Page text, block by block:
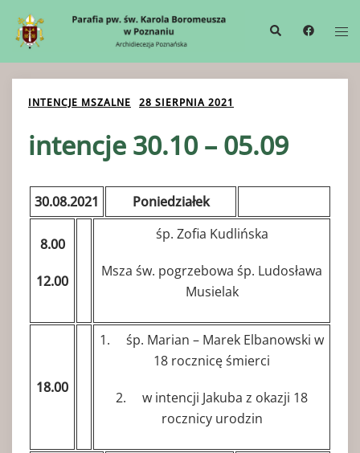
treści
Wyszukiwanie
INTENCJE MSZALNE 28 SIERPNIA 2021
intencje 30.10 – 05.09
30.08.2021 Poniedziałek
8.00
12.00
śp. Zofia Kudlińska
Msza św. pogrzebowa śp. Ludosława
Musielak
18.00
1. śp. Marian – Marek Elbanowski w
18 rocznicę śmierci
2. w intencji Jakuba z okazji 18
rocznicy urodzin